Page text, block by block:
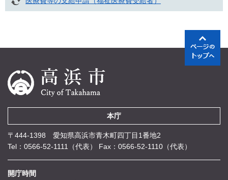
本庁
〒444-1398 愛知県高浜市青木町四丁目1番地2
Tel：0566-52-1111（代表）
Fax：0566-52-1110（代表）
開庁時間